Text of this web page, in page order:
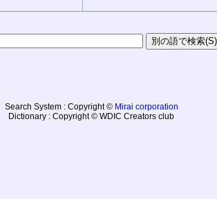
Search System : Copyright © Mirai corporation
Dictionary : Copyright © WDIC Creators club